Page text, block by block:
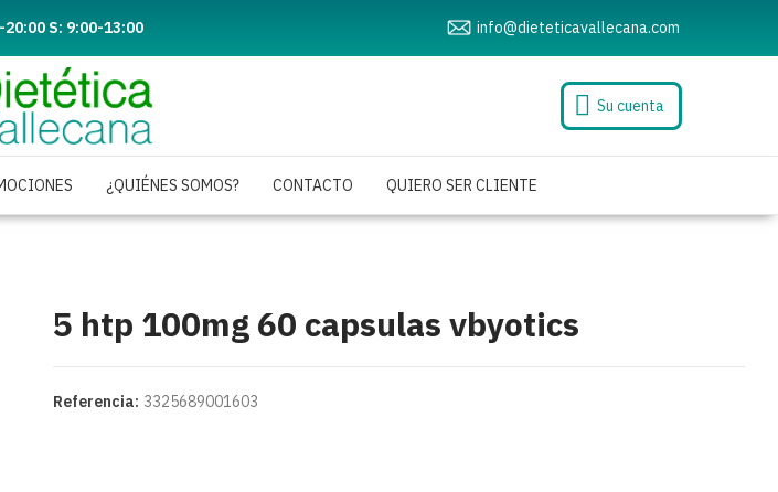
20:00 S: 9:00-13:00 info@dieteticavallecana.com
Su cuenta
¿QUIÉNES SOMOS? CONTACTO QUIERO SER CLIENTE
5 htp 100mg 60 capsulas vbyotics
Referencia: 3325689001603